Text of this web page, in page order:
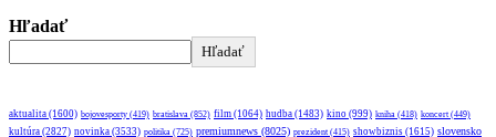
Hľadať
Hľadať
aktualita (1600) bojovesporty (419) bratislava (852) film (1064) hudba (1483) kino (999) kniha (418) koncert (449)
kultúra (2827) novinka (3533) politika (725) premiumnews (8025) prezident (415) showbiznis (1615) slovensko